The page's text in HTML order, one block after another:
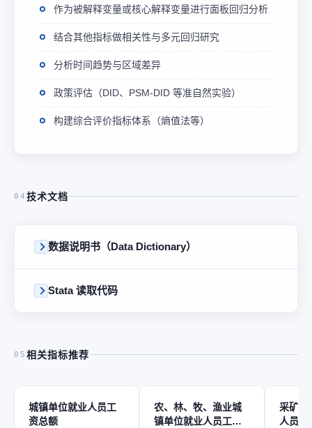
作为被解释变量或核心解释变量进行面板回归分析
结合其他指标做相关性与多元回归研究
分析时间趋势与区域差异
政策评估（DID、PSM-DID 等准自然实验）
构建综合评价指标体系（熵值法等）
04 技术文档
数据说明书（Data Dictionary）
Stata 读取代码
05 相关指标推荐
城镇单位就业人员工
资总额
农、林、牧、渔业城
镇单位就业人员工资
采矿业
人员工